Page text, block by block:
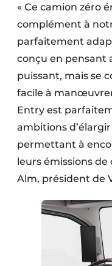
« Ce camion zéro
complément à
parfaitement
conçu en pensant
puissant, mais se
facile à
Entry est
ambitions
permettant à
leurs émissions de
Alm, président de